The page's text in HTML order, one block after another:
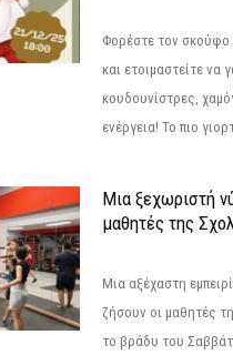
Φορέστε τον σκούφο
και ετοιμαστείτε να
κουδουνίστρες,
ενέργεια! Το πιο
Μια ξεχωριστή
μαθητές της
Μια αξέχαστη
ζήσουν οι μαθητές
το βράδυ του